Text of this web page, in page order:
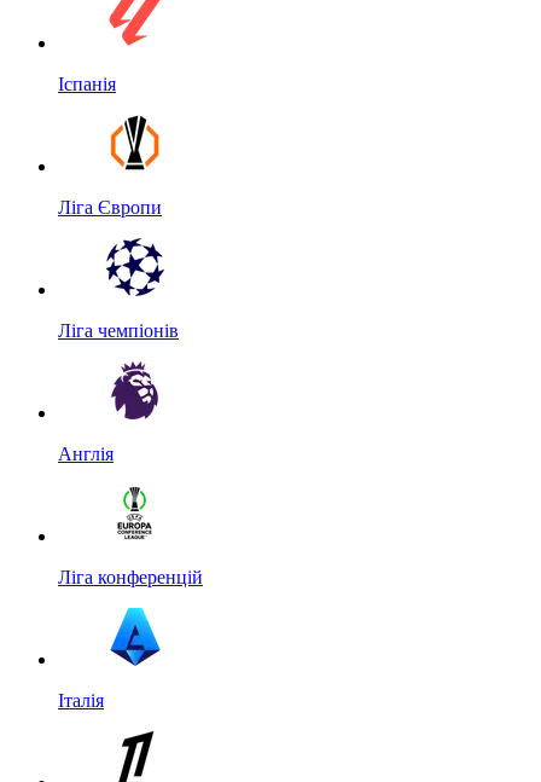
Іспанія
Ліга Європи
Ліга чемпіонів
Англія
Ліга конференцій
Італія